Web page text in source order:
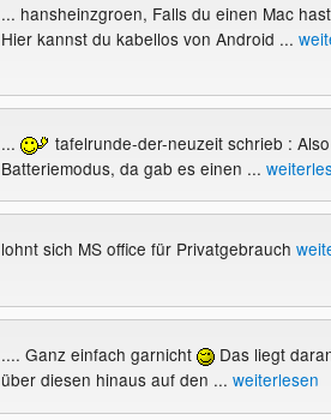
... hansheinzgroen, Falls du einen Mac
Hier kannst du kabellos von Android ...
... tafelrunde-der-neuzeit schrieb :
Batteriemodus, da gab es einen ...
lohnt sich MS office für Privatgebrauch
.... Ganz einfach garnicht Das liegt
über diesen hinaus auf den ... weiterlesen